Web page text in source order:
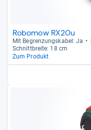
Robomow RX20u
Mit Begren­zungs­ka­bel: Ja
Schnitt­breite: 18 cm
Zum Produkt